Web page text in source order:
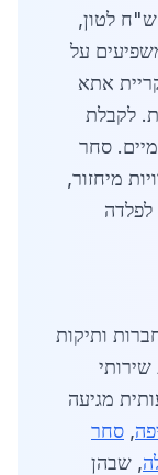
אלומיניום פרופילים נמכר ב-13,000 ש"ח לטון,
על
אתא
לקבלת
סחר
מיחזור,
ש"ח לטון לפלדה
ותיקות
מגיעה
, סחר
, שבהן